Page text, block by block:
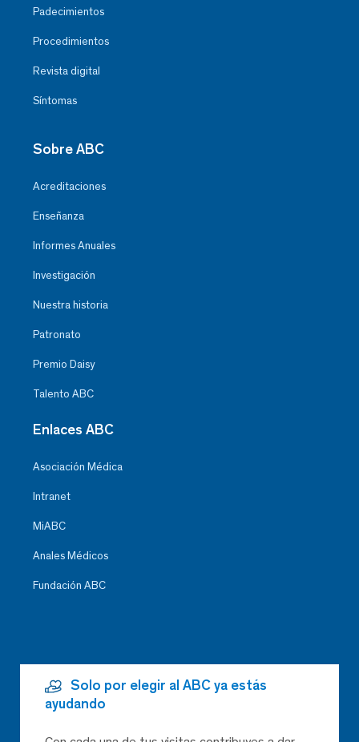
Padecimientos
Procedimientos
Revista digital
Síntomas
Sobre ABC
Acreditaciones
Enseñanza
Informes Anuales
Investigación
Nuestra historia
Patronato
Premio Daisy
Talento ABC
Enlaces ABC
Asociación Médica
Intranet
MiABC
Anales Médicos
Fundación ABC
Solo por elegir al ABC ya estás
ayudando